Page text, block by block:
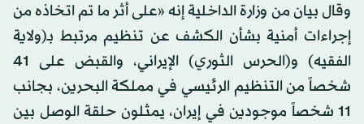
وقال بيان من وزارة الداخلية إنه «على أثر ما تم اتخاذه من
إجراءات أمنية بشأن الكشف عن تنظيم مرتبط بـ(ولاية
الفقيه) و(الحرس الثوري) الإيراني، والقبض على 41
شخصاً من التنظيم الرئيسي في مملكة البحرين، بجانب
11 شخصاً موجودين في إيران، يمثلون حلقة الوصل بين